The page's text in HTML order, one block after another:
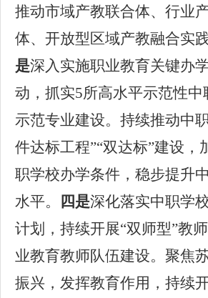
推动市域产教联合体、行业
体、开放型区域产教融合实
是深入实施职业教育关键办
动，抓实5所高水平示范性中
示范专业建设。持续推动中
件达标工程”“双达标”建设 ，
职学校办学条件， 稳步提升
水平。 四是深化落实中职学
计划，持续开展“双师型”教
业教育教师队伍建设。聚焦
振兴，发挥教育作用，持续